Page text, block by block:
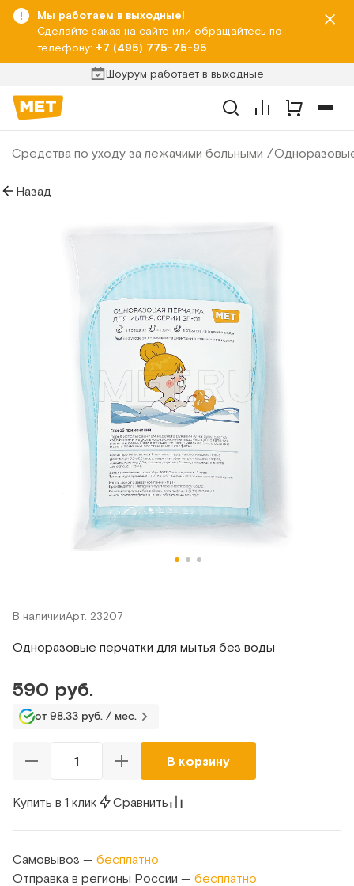
Мы работаем в выходные!
Сделайте заказ на сайте или обращайтесь по
телефону: +7 (495) 775-75-95
Шоурум работает в выходные
Средства по уходу за лежачими больными
Назад
В наличииАрт. 23207
Одноразовые перчатки для мытья без воды
590 руб.
от 98.33 руб. / мес.
В корзину
Купить в 1 клик Сравнить
Самовывоз — бесплатно
Отправка в регионы России — бесплатно